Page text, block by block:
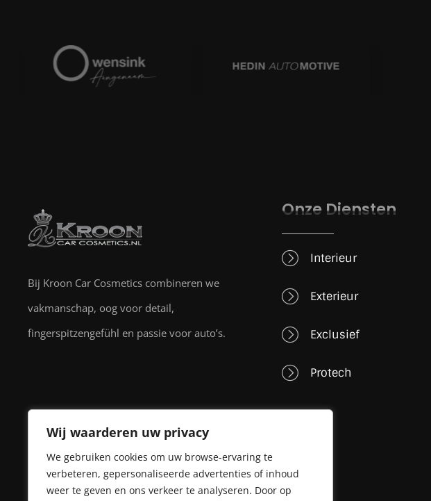
Wij waarderen uw privacy
We gebruiken cookies om uw browse-ervaring te
verbeteren, gepersonaliseerde advertenties of inhoud
weer te geven en ons verkeer te analyseren. Door op
Bij Kroon Car Cosmetics combineren we
vakmanschap, oog voor detail,
fingerspitzengefühl en passie voor auto’s.
Onze Diensten
Interieur
Exterieur
Exclusief
Protech